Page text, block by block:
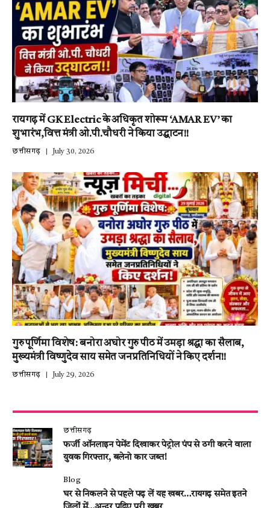
रायगढ़ में GK Electric के अधिकृत शोरूम ‘AMAR EV’ का
शुभारंभ,वित्त मंत्री ओ.पी.चौधरी ने किया उद्घाटन!!
छत्तीसगढ़ July 30, 2026
गुरु पूर्णिमा विशेष: बनोरा अघोर गुरु पीठ में उमड़ा श्रद्धा का सैलाब,
मुख्यमंत्री विष्णुदेव साय समेत जनप्रतिनिधियों ने किए दर्शन!!
छत्तीसगढ़ July 29, 2026
छत्तीसगढ़
फर्जी ऑनलाइन पेमेंट दिखाकर पेट्रोल पंप से ठगी करने वाला
युवक गिरफ्तार, बलेनो कार जब्त!
Blog
घर से निकलने से पहले पढ़ लें यह खबर…रायगढ़ समेत इतने